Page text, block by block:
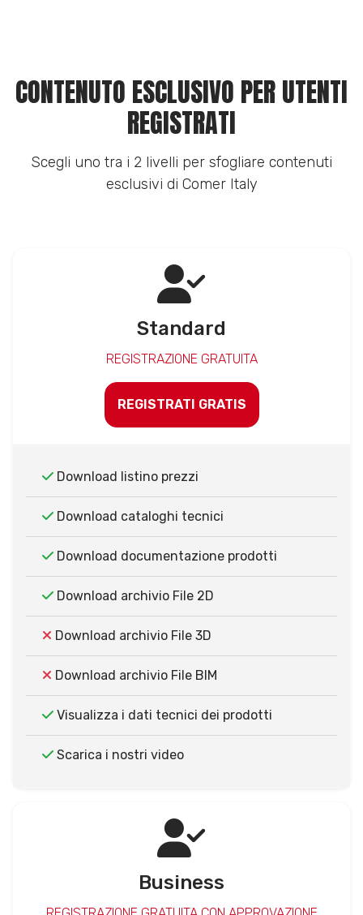
CONTENUTO ESCLUSIVO PER UTENTI
REGISTRATI
Scegli uno tra i 2 livelli per sfogliare contenuti
esclusivi di Comer Italy
Standard
REGISTRAZIONE GRATUITA
REGISTRATI GRATIS
Download listino prezzi
Download cataloghi tecnici
Download documentazione prodotti
Download archivio File 2D
Download archivio File 3D
Download archivio File BIM
Visualizza i dati tecnici dei prodotti
Scarica i nostri video
Business